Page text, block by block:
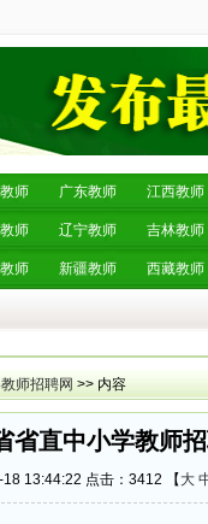
师 广东教师 江西教师
师 辽宁教师 吉林教师
师 新疆教师 西藏教师
师招聘网 >> 内容
省直中小学教师
13:44:22 点击： 3412 【 大